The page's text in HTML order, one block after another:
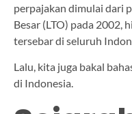
perpajakan dimulai dari
Besar (LTO) pada 2002,
tersebar di seluruh
Lalu, kita juga bakal
di Indonesia.